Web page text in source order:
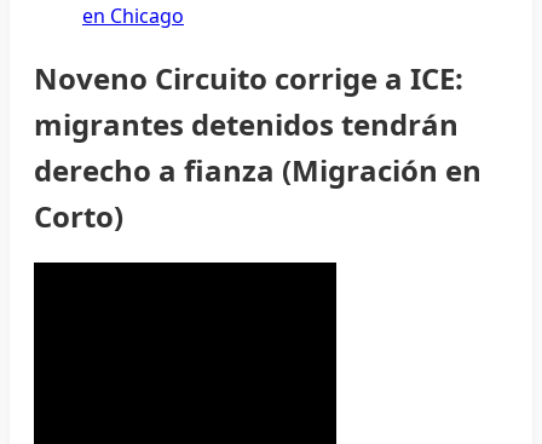
en Chicago
Noveno Circuito corrige a ICE:
migrantes detenidos tendrán
derecho a fianza (Migración en
Corto)